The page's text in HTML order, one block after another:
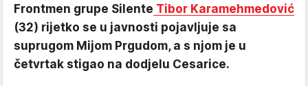
Frontmen grupe Silente Tibor Karamehmedović
(32) rijetko se u javnosti pojavljuje sa
suprugom Mijom Prgudom, a s njom je u
četvrtak stigao na dodjelu Cesarice.